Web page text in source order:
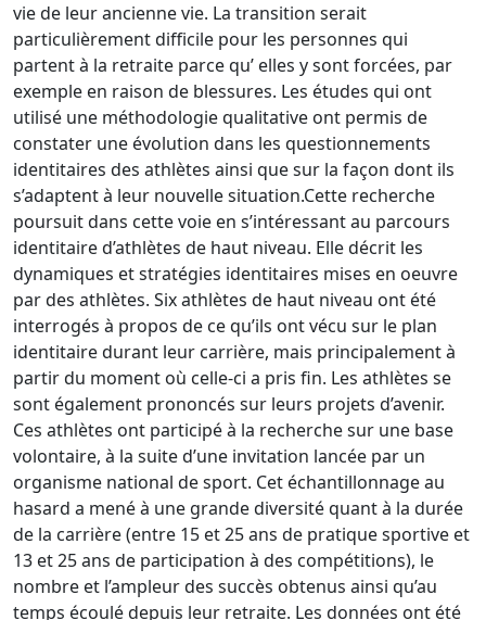
vie de leur ancienne vie. La transition serait
particulièrement difficile pour les personnes qui
partent à la retraite parce qu’ elles y sont forcées, par
exemple en raison de blessures. Les études qui ont
utilisé une méthodologie qualitative ont permis de
constater une évolution dans les questionnements
identitaires des athlètes ainsi que sur la façon dont ils
s’adaptent à leur nouvelle situation.Cette recherche
poursuit dans cette voie en s’intéressant au parcours
identitaire d’athlètes de haut niveau. Elle décrit les
dynamiques et stratégies identitaires mises en oeuvre
par des athlètes. Six athlètes de haut niveau ont été
interrogés à propos de ce qu’ils ont vécu sur le plan
identitaire durant leur carrière, mais principalement à
partir du moment où celle-ci a pris fin. Les athlètes se
sont également prononcés sur leurs projets d’avenir.
Ces athlètes ont participé à la recherche sur une base
volontaire, à la suite d’une invitation lancée par un
organisme national de sport. Cet échantillonnage au
hasard a mené à une grande diversité quant à la durée
de la carrière (entre 15 et 25 ans de pratique sportive et
13 et 25 ans de participation à des compétitions), le
nombre et l’ampleur des succès obtenus ainsi qu’au
temps écoulé depuis leur retraite. Les données ont été